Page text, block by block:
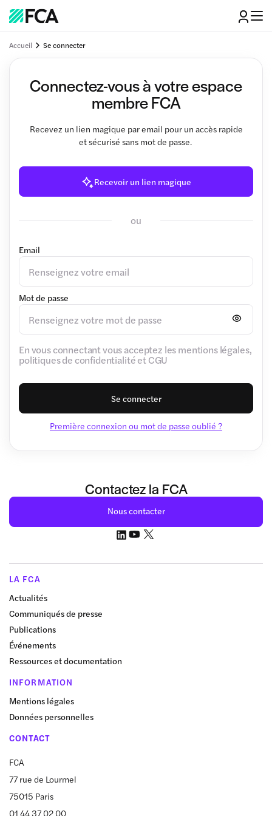
Accueil Se connecter
Connectez-vous à votre espace
membre FCA
Recevez un lien magique par email pour un accès rapide
et sécurisé sans mot de passe.
Recevoir un lien magique
ou
Email
Mot de passe
En vous connectant vous acceptez les mentions légales,
politiques de confidentialité et CGU
Se connecter
Première connexion ou mot de passe oublié ?
Contactez la FCA
Nous contacter
LA FCA
Actualités
Communiqués de presse
Publications
Événements
Ressources et documentation
INFORMATION
Mentions légales
Données personnelles
CONTACT
FCA
77 rue de Lourmel
75015 Paris
01 44 37 02 00